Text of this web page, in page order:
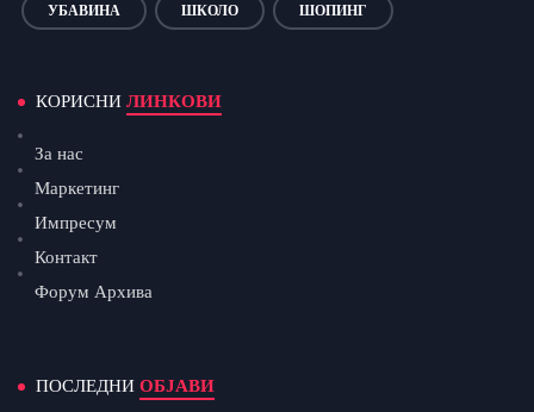
УБАВИНА ШКОЛО ШОПИНГ
КОРИСНИ ЛИНКОВИ
За нас
Маркетинг
Импресум
Контакт
Форум Архива
ПОСЛЕДНИ ОБЈАВИ